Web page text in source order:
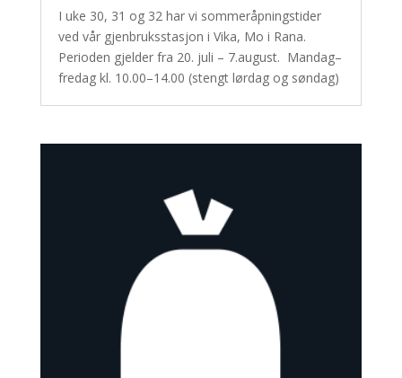
I uke 30, 31 og 32 har vi sommeråpningstider
ved vår gjenbruksstasjon i Vika, Mo i Rana.
Perioden gjelder fra 20. juli – 7.august. Mandag–
fredag kl. 10.00–14.00 (stengt lørdag og søndag)